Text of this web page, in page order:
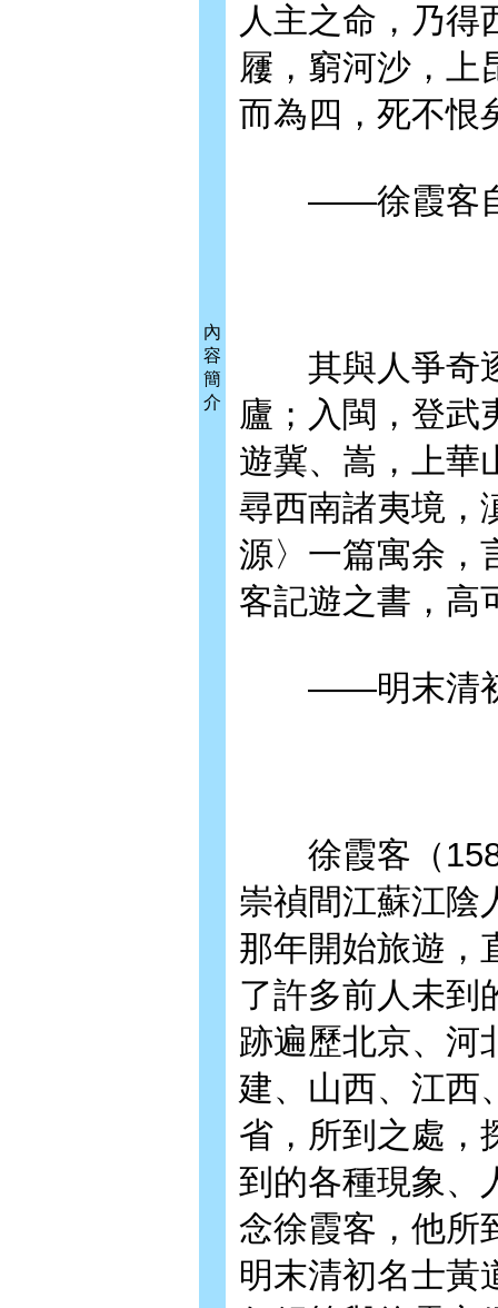
內
容
簡
介
人主之命，乃得
屨，窮河沙，上
而為四，死不恨
——徐霞客
其與人爭奇逐
廬；入閩，登武
遊冀、嵩，上華
尋西南諸夷境，
源〉一篇寓余，
客記遊之書，高
——明末清初
徐霞客（
崇禎間江蘇江陰
那年開始旅遊，
了許多前人未到
跡遍歷北京、河
建、山西、江西
省，所到之處，
到的各種現象、
念徐霞客，他所
明末清初名士黃